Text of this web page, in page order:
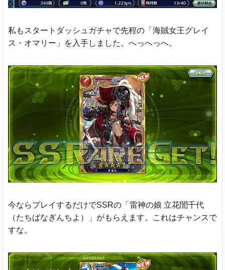
私もスタートダッシュガチャで先程の「海賊女王グレイ
ス・オマリー」を入手しました。へっへっへ。
今ならプレイするだけでSSRの「雷神の娘 立花誾千代
（たちばなぎんちよ）」がもらえます。これはチャンスで
すな。